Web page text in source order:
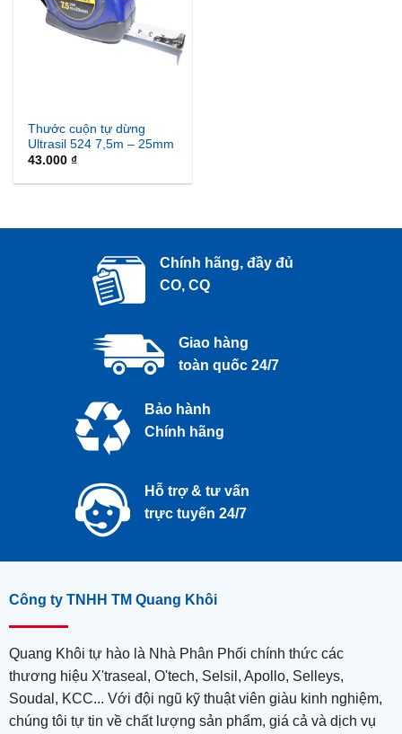
Thước cuộn tự dừng
Ultrasil 524 7,5m – 25mm
43.000₫
Chính hãng, đầy đủ
CO, CQ
Giao hàng
toàn quốc 24/7
Bảo hành
Chính hãng
Hỗ trợ & tư vấn
trực tuyến 24/7
Công ty TNHH TM Quang Khôi
Quang Khôi tự hào là Nhà Phân Phối chính thức các
thương hiệu X'traseal, O'tech, Selsil, Apollo, Selleys,
Soudal, KCC... Với đội ngũ kỹ thuật viên giàu kinh nghiệm,
chúng tôi tự tin về chất lượng sản phẩm, giá cả và dịch vụ